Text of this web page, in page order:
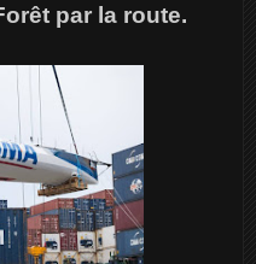
par la route.